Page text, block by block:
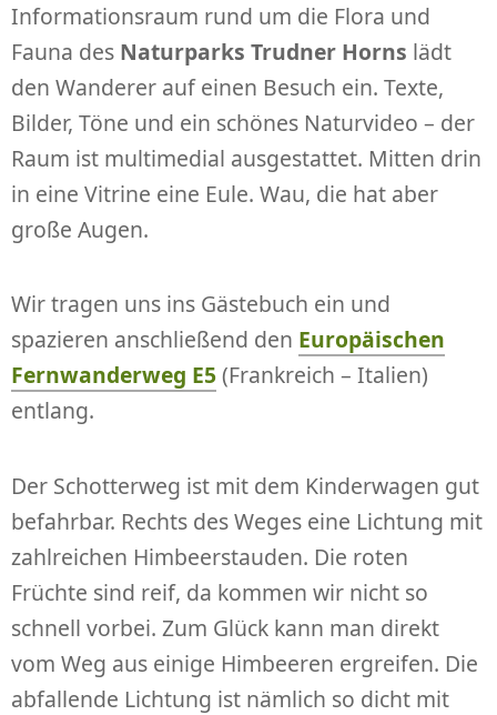
Informationsraum rund um die Flora und
Fauna des Naturparks Trudner Horns lädt
den Wanderer auf einen Besuch ein. Texte,
Bilder, Töne und ein schönes Naturvideo – der
Raum ist multimedial ausgestattet. Mitten drin
in eine Vitrine eine Eule. Wau, die hat aber
große Augen.
Wir tragen uns ins Gästebuch ein und
spazieren anschließend den Europäischen
Fernwanderweg E5(Frankreich – Italien)
entlang.
Der Schotterweg ist mit dem Kinderwagen gut
befahrbar. Rechts des Weges eine Lichtung mit
zahlreichen Himbeerstauden. Die roten
Früchte sind reif, da kommen wir nicht so
schnell vorbei. Zum Glück kann man direkt
vom Weg aus einige Himbeeren ergreifen. Die
abfallende Lichtung ist nämlich so dicht mit